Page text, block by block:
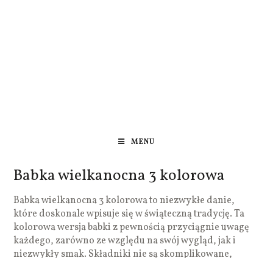
MENU
Babka wielkanocna 3 kolorowa
Babka wielkanocna 3 kolorowa to niezwykłe danie,
które doskonale wpisuje się w świąteczną tradycję. Ta
kolorowa wersja babki z pewnością przyciągnie uwagę
każdego, zarówno ze względu na swój wygląd, jak i
niezwykły smak. Składniki nie są skomplikowane,